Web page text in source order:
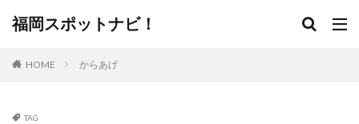
福岡スポットナビ！
HOME からあげ
TAG